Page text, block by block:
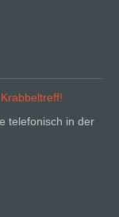
telefonisch in der